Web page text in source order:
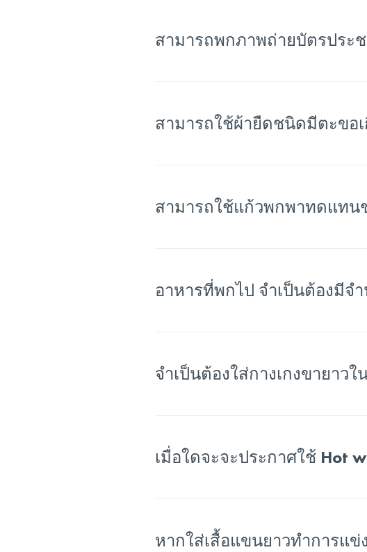
สามารถพกภาพถ่ายบัตรประ
สามารถใช้ผ้ายืดชนิดมีตะขอ
สามารถใช้แก้วพกพาทดแทน
อาหารที่พกไป จำเป็นต้องมีจ
จำเป็นต้องใส่กางเกงขายาว
เมื่อใดจะจะประกาศใช้ Hot
หากใส่เสื้อแขนยาวทำการแ